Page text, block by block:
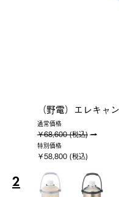
（野電）エレキャ
通常価格
￥68,600 (税込)
特別価格
￥58,800 (税込)
2